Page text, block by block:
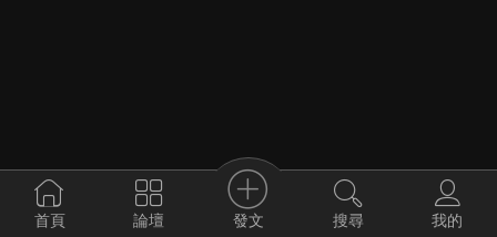
首頁 論壇 發文 搜尋 我的